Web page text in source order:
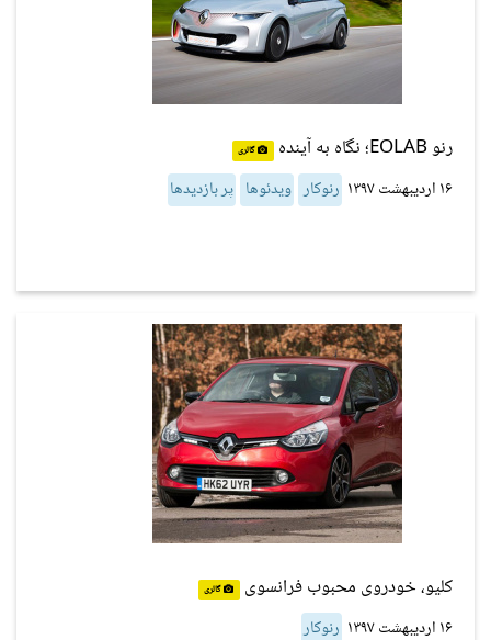
رنو EOLAB؛ نگاه به آینده گالری
۱۶ اردیبهشت ۱۳۹۷ رنوکار ویدئوها پر بازدیدها
کلیو، خودروی محبوب فرانسوی گالری
۱۶ اردیبهشت ۱۳۹۷ رنوکار